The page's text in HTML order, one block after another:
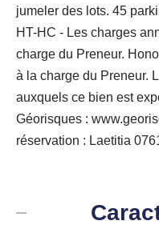
jumeler des lots. 45
HT-HC - Les charges
charge du Preneur.
à la charge du Preneur.
auxquels ce bien est
Géorisques :
réservation : Laetitia